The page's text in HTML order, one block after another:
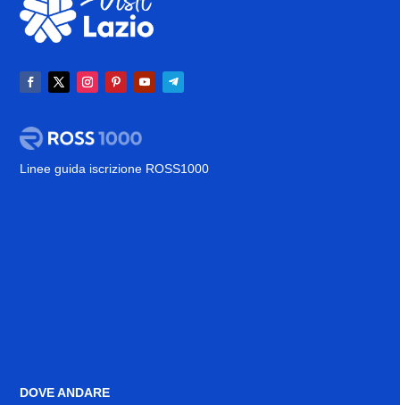
Linee guida iscrizione ROSS1000
DOVE ANDARE